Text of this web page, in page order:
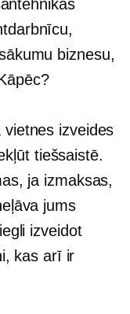
biznesu,
izveides
tiešsaistē.
ja izmaksas,
jums
izveidot
kas arī ir